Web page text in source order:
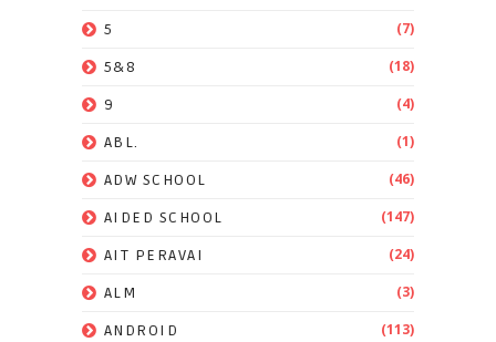
5 (7)
5&8 (18)
9 (4)
ABL. (1)
ADW SCHOOL (46)
AIDED SCHOOL (147)
AIT PERAVAI (24)
ALM (3)
ANDROID (113)